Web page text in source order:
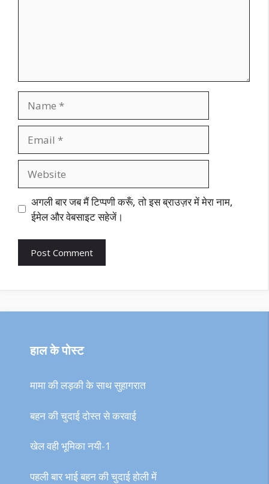
अगली बार जब मैं टिप्पणी करूँ, तो इस ब्राउज़र में मेरा नाम,
ईमेल और वेबसाइट सहेजें।
हाल के पोस्ट
मामा की लड़की के साथ सुहागरात
बहन की चुदाई दोस्त से करवाई
खेल वही भूमिका नयी-1
पहली बार भाई बहन की चुदाई होली में